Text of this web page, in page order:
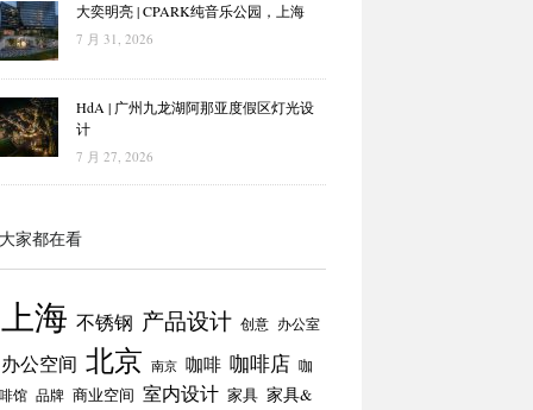
大奕明亮 | CPARK纯音乐公园，上海
7 月 31, 2026
HdA | 广州九龙湖阿那亚度假区灯光设
计
7 月 27, 2026
家都在看
上海 不锈钢 产品设计 创意 办公室
办公空间 北京 南京 咖啡 咖啡店 咖
馆 品牌 商业空间 室内设计 家具 家具&